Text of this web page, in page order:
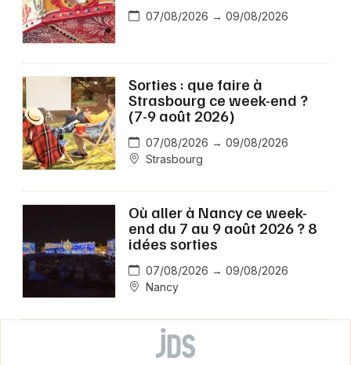
07/08/2026 → 09/08/2026
Sorties : que faire à
Strasbourg ce week-end ?
(7-9 août 2026)
07/08/2026 → 09/08/2026
Strasbourg
Où aller à Nancy ce week-
end du 7 au 9 août 2026 ? 8
idées sorties
07/08/2026 → 09/08/2026
Nancy